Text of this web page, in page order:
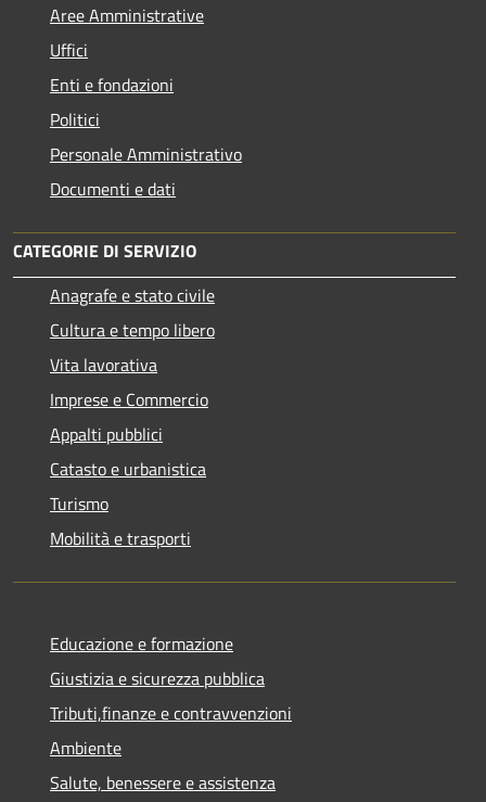
Aree Amministrative
Uffici
Enti e fondazioni
Politici
Personale Amministrativo
Documenti e dati
CATEGORIE DI SERVIZIO
Anagrafe e stato civile
Cultura e tempo libero
Vita lavorativa
Imprese e Commercio
Appalti pubblici
Catasto e urbanistica
Turismo
Mobilità e trasporti
Educazione e formazione
Giustizia e sicurezza pubblica
Tributi,finanze e contravvenzioni
Ambiente
Salute, benessere e assistenza